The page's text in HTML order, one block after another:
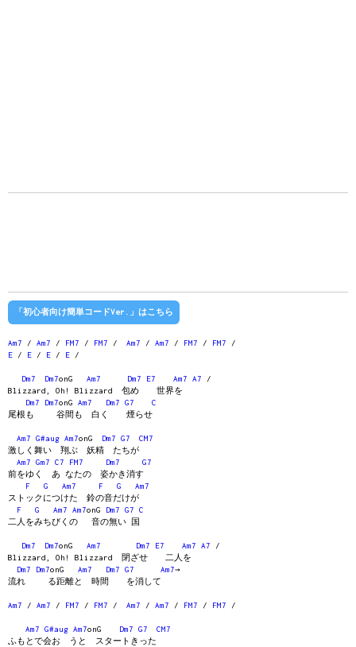
「初心者向け簡単コードVer.」はこちら
Am7 / Am7 / FM7 / FM7 / Am7 / Am7 / FM7 / FM7 /
E / E / E / E /
Dm7 Dm7onG Am7 Dm7 E7 Am7 A7 /
Blizzard, Oh! Blizzard 包め 世界を
Dm7
Dm7onG Am7 Dm7 G7
C
尾根も 谷間も 白く 煙らせ
Am7 G#aug Am7onG Dm7 G7
CM7
激しく舞い 翔ぶ 妖精 たちが
Am7
Gm7 C7 FM7 Dm7
G7
前をゆく あ なたの 姿かき消す
F
G Am7 F G
Am7
ストックにつけた 鈴の音だけが
F
G Am7 Am7onG Dm7 G7
C
二人をみちびくの 音の無い 国
Dm7 Dm7onG Am7 Dm7 E7 Am7 A7 /
Blizzard, Oh! Blizzard 閉ざせ 二人を
Dm7
Dm7onG Am7 Dm7 G7 Am7→
流れ る距離と 時間 を消して
Am7 / Am7 / FM7 / FM7 / Am7 / Am7 / FM7 / FM7 /
Am7 G#aug Am7onG Dm7 G7
CM7
ふもとで会お うと スタートきった